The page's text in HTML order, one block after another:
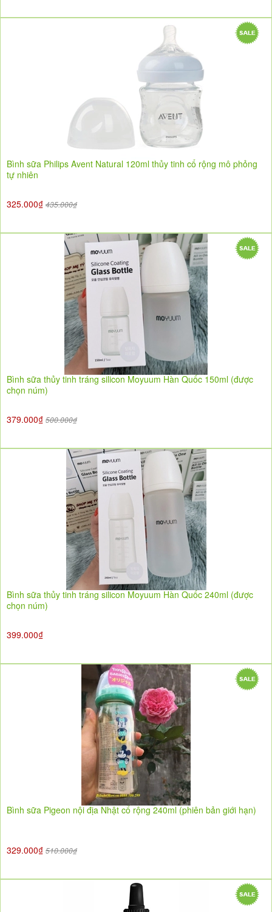
Bình sữa Philips Avent Natural 120ml thủy tinh cổ rộng mô phỏng
tự nhiên
325.000₫ 435.000₫
Bình sữa thủy tinh tráng silicon Moyuum Hàn Quốc 150ml (được
chọn núm)
379.000₫ 500.000₫
Bình sữa thủy tinh tráng silicon Moyuum Hàn Quốc 240ml (được
chọn núm)
399.000₫
Bình sữa Pigeon nội địa Nhật cổ rộng 240ml (phiên bản giới hạn)
329.000₫ 510.000₫